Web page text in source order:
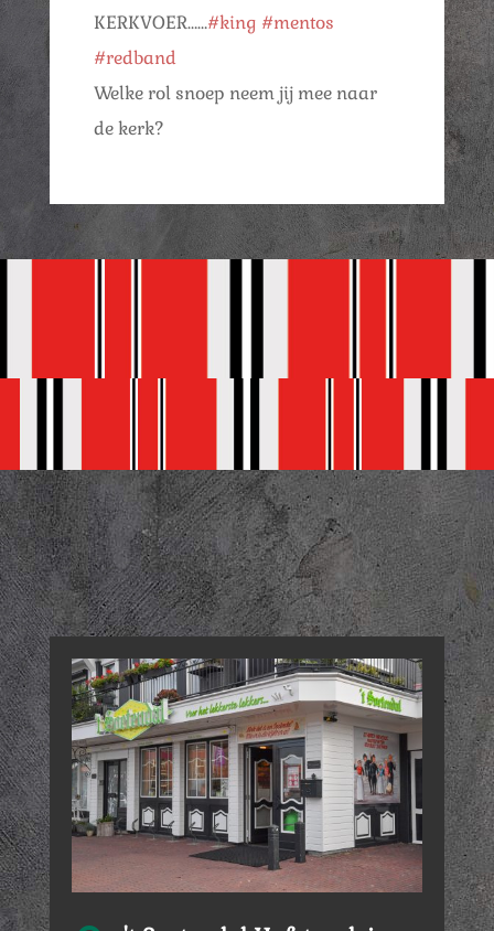
KERKVOER……#king #mentos
#redband
Welke rol snoep neem jij mee naar
de kerk?